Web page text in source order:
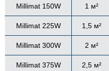
Millimat 150W 1 м²
Millimat 225W 1,5 м²
Millimat 300W 2 м²
Millimat 375W 2,5 м²